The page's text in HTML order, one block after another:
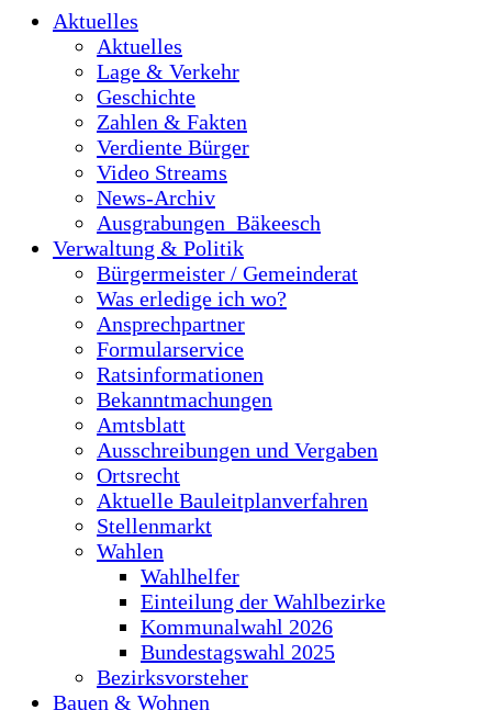
Aktuelles
Aktuelles
Lage & Verkehr
Geschichte
Zahlen & Fakten
Verdiente Bürger
Video Streams
News-Archiv
Ausgrabungen_Bäkeesch
Verwaltung & Politik
Bürgermeister / Gemeinderat
Was erledige ich wo?
Ansprechpartner
Formularservice
Ratsinformationen
Bekanntmachungen
Amtsblatt
Ausschreibungen und Vergaben
Ortsrecht
Aktuelle Bauleitplanverfahren
Stellenmarkt
Wahlen
Wahlhelfer
Einteilung der Wahlbezirke
Kommunalwahl 2026
Bundestagswahl 2025
Bezirksvorsteher
Bauen & Wohnen